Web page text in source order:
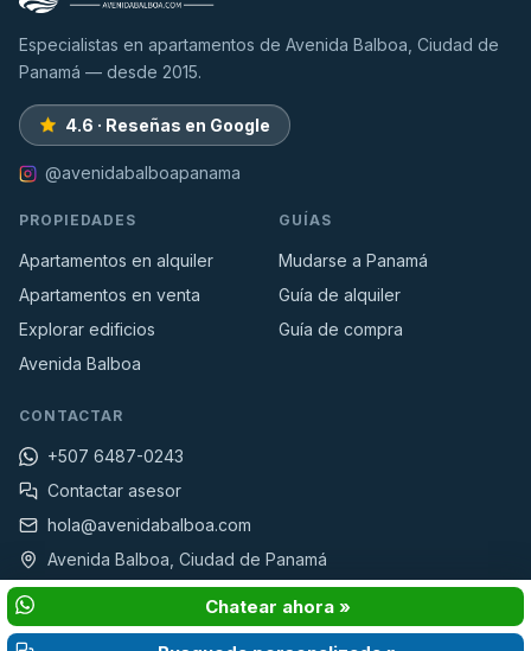
Chatear ahora »
Especialistas en apartamentos de Avenida Balboa, Ciudad de
Panamá — desde 2015.
4.6 · Reseñas en Google
@avenidabalboapanama
PROPIEDADES
Apartamentos en alquiler
Apartamentos en venta
Explorar edificios
Avenida Balboa
GUÍAS
Mudarse a Panamá
Guía de alquiler
Guía de compra
CONTACTAR
+507 6487-0243
Contactar asesor
hola@avenidabalboa.com
Avenida Balboa, Ciudad de Panamá
© 2026 AvenidaBalboa.com · Propiedades & Bienes raices ·
Privacidad